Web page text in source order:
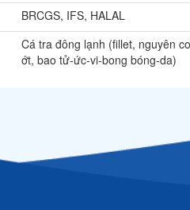
BRCGS, IFS, HALAL
Cá tra đông lạnh (fillet, nguyên
ớt, bao tử-ức-vi-bong bóng-da)